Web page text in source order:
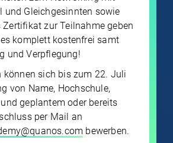
und Gleichgesinnten sowie
zur Teilnahme geben
komplett kostenfrei samt
und Verpflegung!
können sich bis zum 22. Juli
von Name, Hochschule,
geplantem oder bereits
per Mail an
bewerben.